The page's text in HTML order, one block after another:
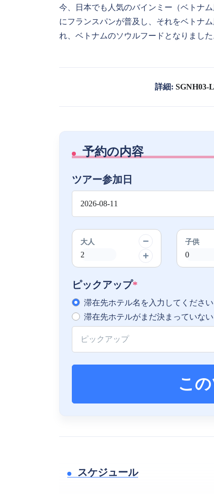
今、日本でも人気のバインミー（ベトナ
にフランスパンが普及し、それをベトナ
れ、ベトナムのソウルフードとなりました
詳細: SGNH03-
予約の内容
ツアー参加日
大人 子供
ピックアップ*
滞在先ホテル名を入力してください
滞在先ホテルがまだ決まっていない
こ
スケジュール